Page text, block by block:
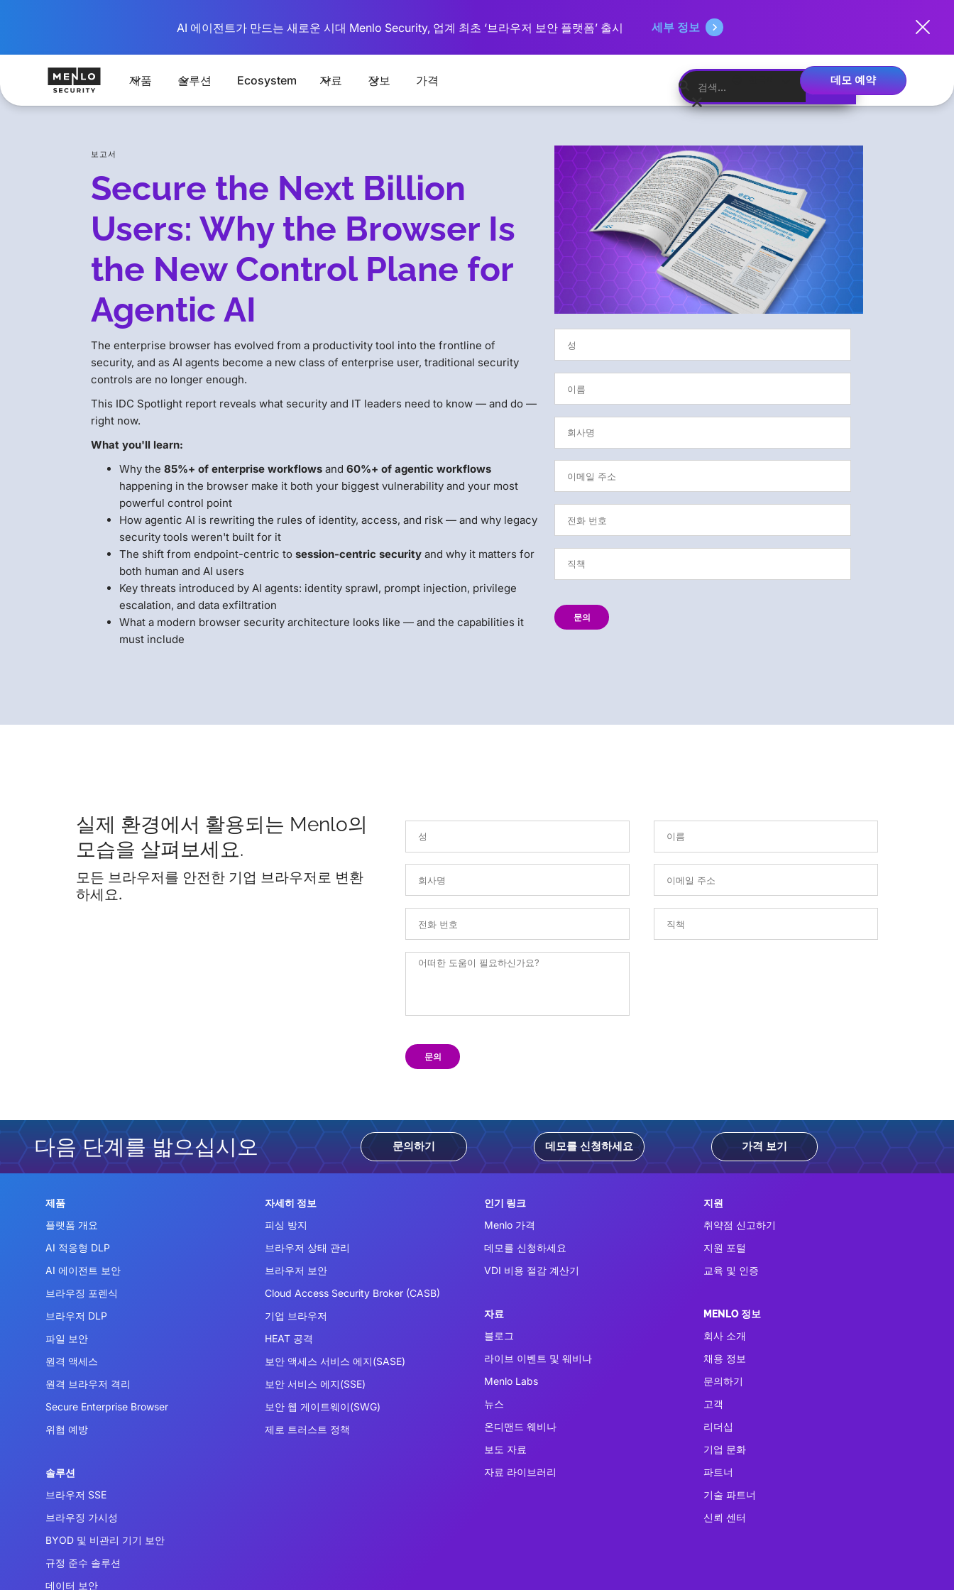
AI 에이전트가 만드는 새로운 시대 Menlo Security, 업계 최초 ‘브라우저 보안 플랫폼’ 출시 세부 정보
제품 솔루션 Ecosystem 자료 정보 가격 데모 예약
보고서
Secure the Next Billion
Users: Why the Browser Is
the New Control Plane for
Agentic AI
The enterprise browser has evolved from a productivity tool into the frontline of
security, and as AI agents become a new class of enterprise user, traditional security
controls are no longer enough.
This IDC Spotlight report reveals what security and IT leaders need to know — and do —
right now.
What you'll learn:
Why the 85%+ of enterprise workflows and 60%+ of agentic workflows
happening in the browser make it both your biggest vulnerability and your most
powerful control point
How agentic AI is rewriting the rules of identity, access, and risk — and why legacy
security tools weren't built for it
The shift from endpoint-centric to session-centric security and why it matters for
both human and AI users
Key threats introduced by AI agents: identity sprawl, prompt injection, privilege
escalation, and data exfiltration
What a modern browser security architecture looks like — and the capabilities it
must include
문의
실제 환경에서 활용되는 Menlo의
모습을 살펴보세요.
모든 브라우저를 안전한 기업 브라우저로 변환
하세요.
문의
다음 단계를 밟으십시오 문의하기 데모를 신청하세요 가격 보기
제품
플랫폼 개요
AI 적응형 DLP
AI 에이전트 보안
브라우징 포렌식
브라우저 DLP
파일 보안
원격 액세스
원격 브라우저 격리
Secure Enterprise Browser
위협 예방
솔루션
브라우저 SSE
브라우징 가시성
BYOD 및 비관리 기기 보안
규정 준수 솔루션
데이터 보안
자세히 정보
피싱 방지
브라우저 상태 관리
브라우저 보안
Cloud Access Security Broker (CASB)
기업 브라우저
HEAT 공격
보안 액세스 서비스 에지(SASE)
보안 서비스 에지(SSE)
보안 웹 게이트웨이(SWG)
제로 트러스트 정책
인기 링크
Menlo 가격
데모를 신청하세요
VDI 비용 절감 계산기
자료
블로그
라이브 이벤트 및 웨비나
Menlo Labs
뉴스
온디맨드 웨비나
보도 자료
자료 라이브러리
지원
취약점 신고하기
지원 포털
교육 및 인증
MENLO 정보
회사 소개
채용 정보
문의하기
고객
리더십
기업 문화
파트너
기술 파트너
신뢰 센터